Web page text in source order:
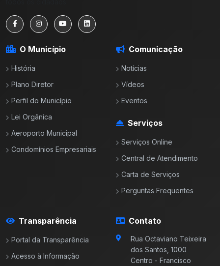
O Município
História
Plano Diretor
Perfil do Município
Lei Orgânica
Aeroporto Municipal
Condomínios Empresariais
Comunicação
Notícias
Vídeos
Eventos
Serviços
Serviços Online
Central de Atendimento
Carta de Serviços
Perguntas Frequentes
Transparência
Portal da Transparência
Acesso à Informação
Contato
Rua Octaviano Teixeira
dos Santos, 1000
Centro - Francisco